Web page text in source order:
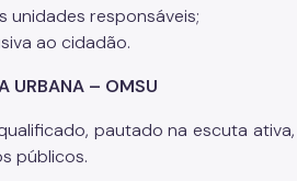
unidades responsáveis;
ao cidadão.
URBANA – OMSU
pautado na escuta
públicos.